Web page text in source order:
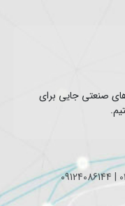
صنعتی جایی برای